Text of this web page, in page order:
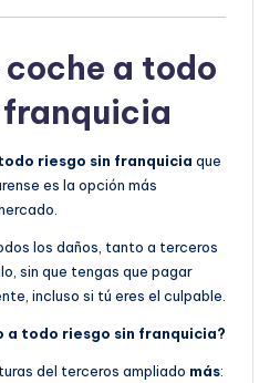
coche a todo
riesgo sin franquicia que
es la opción más
los daños, tanto a terceros
sin que tengas que pagar
incluso si tú eres el culpable.
a todo riesgo sin franquicia?
del terceros ampliado más: